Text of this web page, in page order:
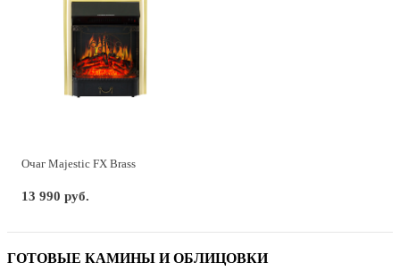
Очаг Majestic FX Brass
13 990 руб.
ГОТОВЫЕ КАМИНЫ И ОБЛИЦОВКИ